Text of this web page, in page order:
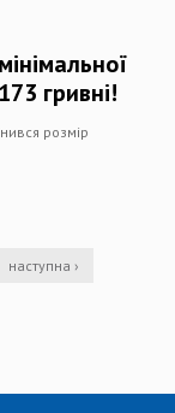
гривні!
розмір
наступна ›